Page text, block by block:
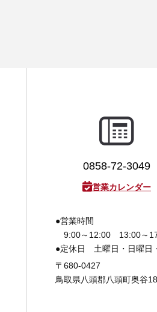
0858-72-3049
営業カレンダー
●営業時間
9:00～12:00 13:00～
●定休日
土曜日・日曜日
〒680-0427
鳥取県八頭郡八頭町奥谷